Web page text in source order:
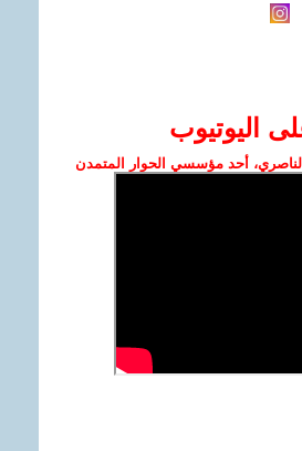
اليوتيوب
أحد مؤسسي الحوار المتمدن